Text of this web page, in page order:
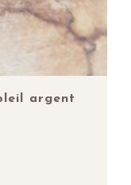
argent